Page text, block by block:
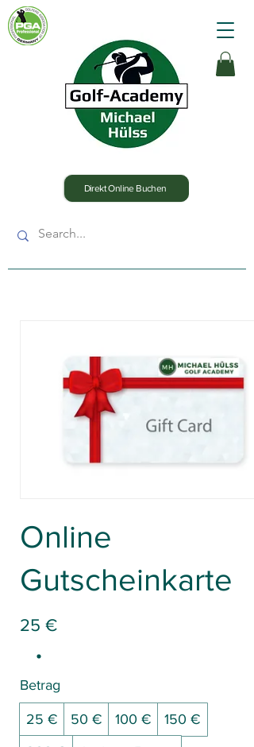
Direkt Online Buchen
Online
Gutscheinkarte
25 €
Betrag
25 € 50 € 100 € 150 €